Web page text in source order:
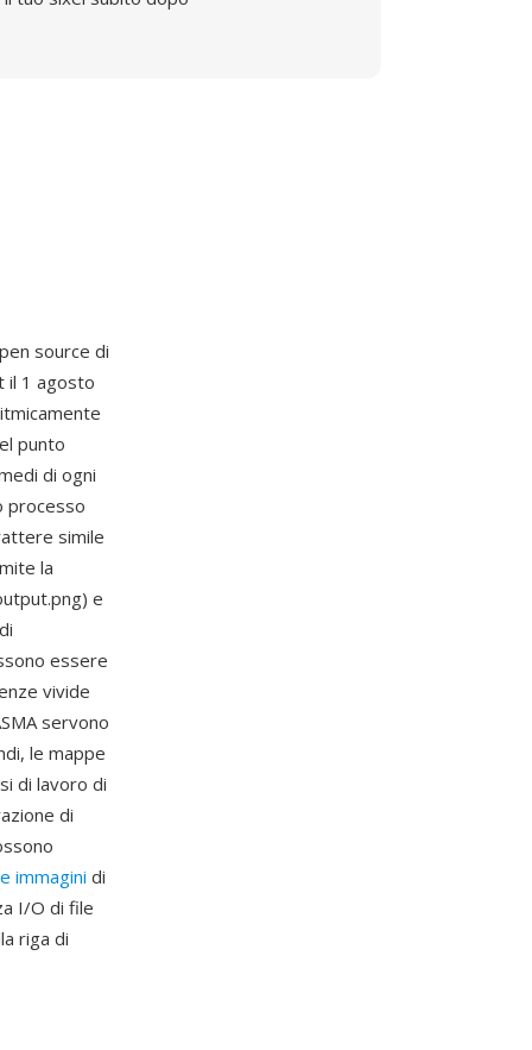
source di
il 1 agosto
punto
di ogni
processo
simile
la
e
essere
vivide
servono
le mappe
di lavoro di
di
immagini di
I/O di file
riga di